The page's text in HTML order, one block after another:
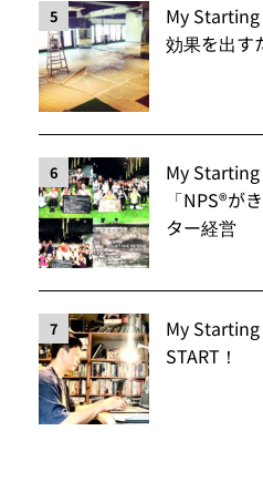
5
My
効果を出す
6
My
「NPS®️が
ター経営
7
My
START！